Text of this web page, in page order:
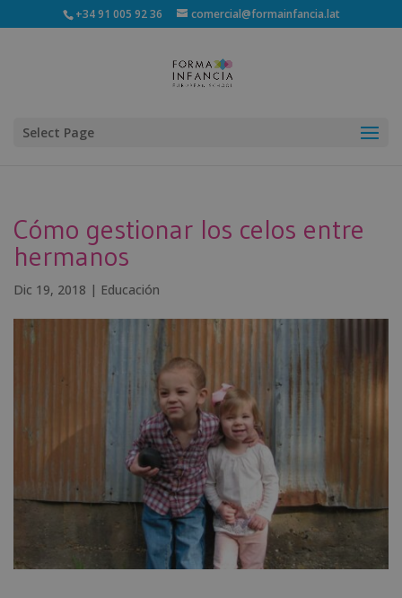
+34 91 005 92 36 comercial@formainfancia.lat
Select Page
Cómo gestionar los celos entre
hermanos
Dic 19, 2018 | Educación